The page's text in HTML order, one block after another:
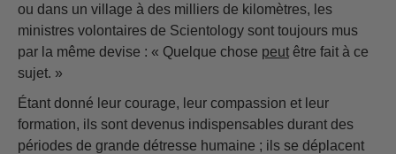
ou dans un village à des milliers de kilomètres, les
ministres volontaires de Scientology sont toujours mus
par la même devise : « Quelque chose peut être fait à ce
sujet. »
Étant donné leur courage, leur compassion et leur
formation, ils sont devenus indispensables durant des
périodes de grande détresse humaine ; ils se déplacent